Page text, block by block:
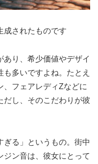
されたものです
あり、希少価値やデザイ
多いですよね。たとえ
、フェアレディZなどに
だし、そのこだわりが彼
ぎる」というもの。街中
ジン音は、彼女にとって